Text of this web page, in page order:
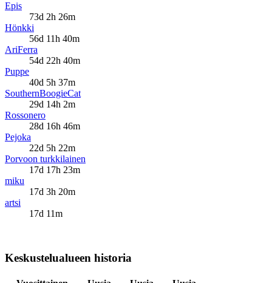
Epis
73d 2h 26m
Hönkki
56d 11h 40m
AriFerra
54d 22h 40m
Puppe
40d 5h 37m
SouthernBoogieCat
29d 14h 2m
Rossonero
28d 16h 46m
Pejoka
22d 5h 22m
Porvoon turkkilainen
17d 17h 23m
miku
17d 3h 20m
artsi
17d 11m
Keskustelualueen historia